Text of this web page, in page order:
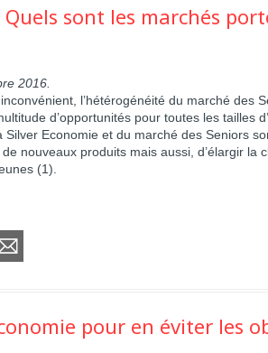
sont les marchés
2016.
l’hétérogénéité du marché des
d’opportunités pour toutes les tailles
Economie et du marché des Seniors
nouveaux produits mais aussi, d’élargir la
(1).
pour en éviter les